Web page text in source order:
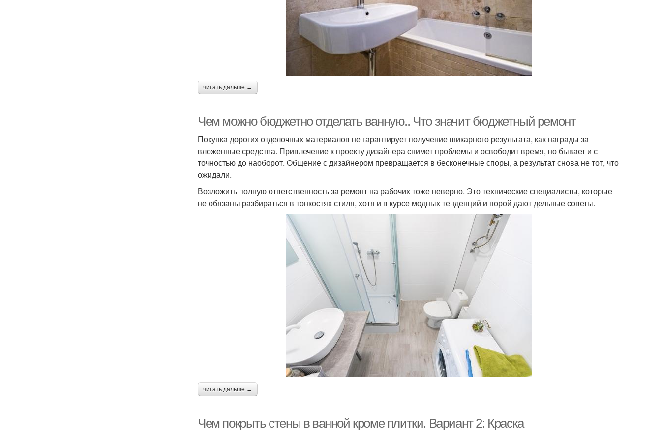
читать дальше →
Чем можно бюджетно отделать ванную.. Что значит бюджетный ремонт
Покупка дорогих отделочных материалов не гарантирует получение шикарного результата, как награды за
вложенные средства. Привлечение к проекту дизайнера снимет проблемы и освободит время, но бывает и с
точностью до наоборот. Общение с дизайнером превращается в бесконечные споры, а результат снова не тот, что
ожидали.
Возложить полную ответственность за ремонт на рабочих тоже неверно. Это технические специалисты, которые
не обязаны разбираться в тонкостях стиля, хотя и в курсе модных тенденций и порой дают дельные советы.
читать дальше →
Чем покрыть стены в ванной кроме плитки. Вариант 2: Краска